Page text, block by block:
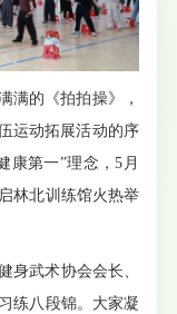
的《拍拍操》，
运动拓展活动的序
康第一”理念，5月
林北训练馆火热举
身武术协会会长、
练八段锦。大家凝